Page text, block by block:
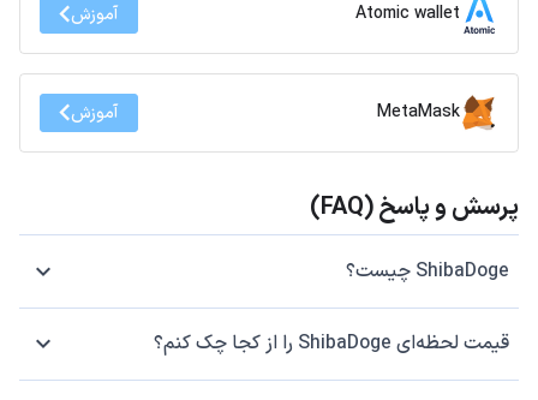
Atomic wallet آموزش
MetaMask آموزش
پرسش و پاسخ (FAQ)
ShibaDoge چیست؟
قیمت لحظه‌ای ShibaDoge را از کجا چک کنم؟